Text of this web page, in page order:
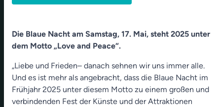
Die Blaue Nacht am Samstag, 17. Mai, steht 2025 unter
dem Motto „Love and Peace“.
„Liebe und Frieden– danach sehnen wir uns immer alle.
Und es ist mehr als angebracht, dass die Blaue Nacht im
Frühjahr 2025 unter diesem Motto zu einem großen und
verbindenden Fest der Künste und der Attraktionen